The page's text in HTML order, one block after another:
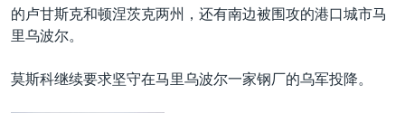
的卢甘斯克和顿涅茨克两州，还有南边被围攻的港口城市马
里乌波尔。
莫斯科继续要求坚守在马里乌波尔一家钢厂的乌军投降。